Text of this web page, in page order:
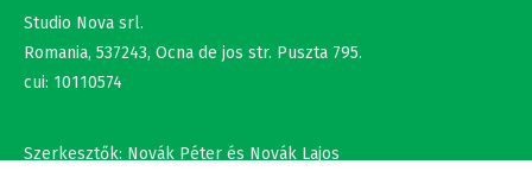
Romania, 537243, Ocna de jos str. Puszta 795.
cui: 10110574
+36302308877 , +40737875931